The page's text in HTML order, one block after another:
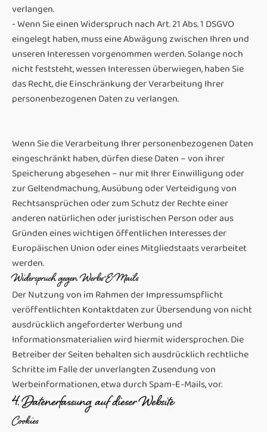
verlangen.
- Wenn Sie einen Widerspruch nach Art. 21 Abs. 1 DSGVO
eingelegt haben, muss eine Abwägung zwischen Ihren und
unseren Interessen vorgenommen werden. Solange noch
nicht feststeht, wessen Interessen überwiegen, haben Sie
das Recht, die Einschränkung der Verarbeitung Ihrer
personenbezogenen Daten zu verlangen.
Wenn Sie die Verarbeitung Ihrer personenbezogenen Daten
eingeschränkt haben, dürfen diese Daten – von ihrer
Speicherung abgesehen – nur mit Ihrer Einwilligung oder
zur Geltendmachung, Ausübung oder Verteidigung von
Rechtsansprüchen oder zum Schutz der Rechte einer
anderen natürlichen oder juristischen Person oder aus
Gründen eines wichtigen öffentlichen Interesses der
Europäischen Union oder eines Mitgliedstaats verarbeitet
werden.
Widerspruch gegen Werbe-E-Mails
Der Nutzung von im Rahmen der Impressumspflicht
veröffentlichten Kontaktdaten zur Übersendung von nicht
ausdrücklich angeforderter Werbung und
Informationsmaterialien wird hiermit widersprochen. Die
Betreiber der Seiten behalten sich ausdrücklich rechtliche
Schritte im Falle der unverlangten Zusendung von
Werbeinformationen, etwa durch Spam-E-Mails, vor.
4. Datenerfassung auf dieser Website
Cookies